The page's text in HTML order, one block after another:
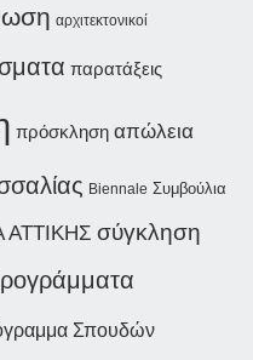
αρχιτεκτονικοί
παρατάξεις
πρόσκληση απώλεια
Biennale Συμβούλια
σύγκληση
Σπουδών